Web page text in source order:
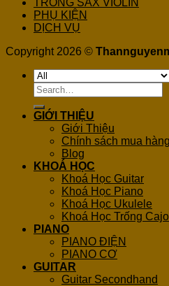
TRỐNG SAX VIOLIN
PHỤ KIỆN
DỊCH VỤ
Copyright 2026 ©
Search
for:
GIỚI THIỆU
Giới Thiệu
Chính sách mua hàng
Blog
KHOÁ HỌC
Khoá Học Guitar
Khoá Học Piano
Khoá Học Ukulele
Khoá Học Trống
PIANO
PIANO ĐIỆN
PIANO CƠ
GUITAR
Guitar Secondhand